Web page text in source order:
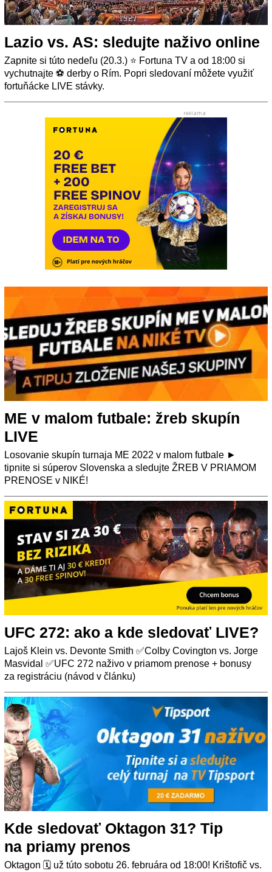
Lazio vs. AS: sledujte naživo online
Zapnite si túto nedeľu (20.3.) ⭐ Fortuna TV a od 18:00 si
vychutnajte ⚽️ derby o Rím. Popri sledovaní môžete využiť
fortuňácke LIVE stávky.
ME v malom futbale: žreb skupín
LIVE
Losovanie skupín turnaja ME 2022 v malom futbale ►
tipnite si súperov Slovenska a sledujte ŽREB V PRIAMOM
PRENOSE v NIKÉ!
UFC 272: ako a kde sledovať LIVE?
Lajoš Klein vs. Devonte Smith ✅Colby Covington vs. Jorge
Masvidal ✅UFC 272 naživo v priamom prenose + bonusy
za registráciu (návod v článku)
Kde sledovať Oktagon 31? Tip
na priamy prenos
Oktagon 🗓️ už túto sobotu 26. februára od 18:00! Krištofič vs.